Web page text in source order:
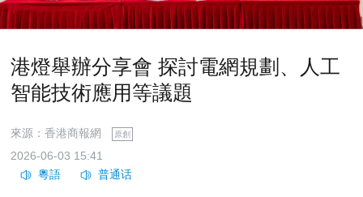
港燈舉辦分享會 探討電網規劃、人工
智能技術應用等議題
來源：香港商報網 原創
2026-06-03 15:41